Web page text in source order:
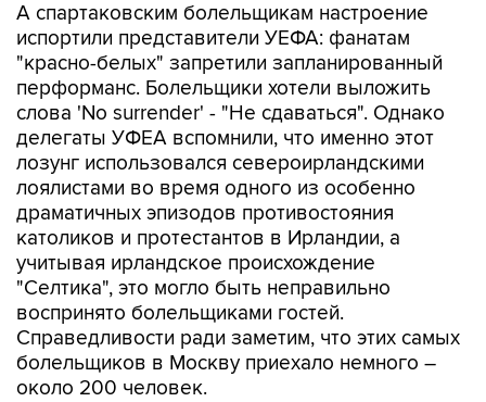
А спартаковским болельщикам настроение
испортили представители УЕФА: фанатам
"красно-белых" запретили запланированный
перформанс. Болельщики хотели выложить
слова 'No surrender' - "Не сдаваться". Однако
делегаты УФЕА вспомнили, что именно этот
лозунг использовался североирландскими
лоялистами во время одного из особенно
драматичных эпизодов противостояния
католиков и протестантов в Ирландии, а
учитывая ирландское происхождение
"Селтика", это могло быть неправильно
воспринято болельщиками гостей.
Справедливости ради заметим, что этих самых
болельщиков в Москву приехало немного –
около 200 человек.